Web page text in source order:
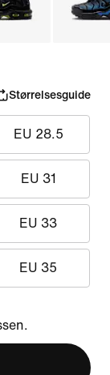
Størrelsesguide
EU 28.5
EU 31
EU 33
EU 35